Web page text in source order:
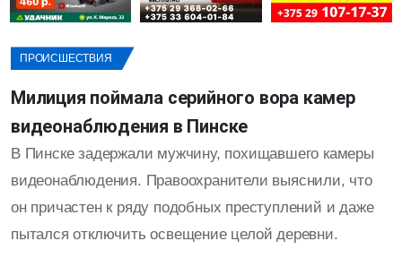
ПРОИСШЕСТВИЯ
Милиция поймала серийного вора камер
видеонаблюдения в Пинске
В Пинске задержали мужчину, похищавшего камеры
видеонаблюдения. Правоохранители выяснили, что
он причастен к ряду подобных преступлений и даже
пытался отключить освещение целой деревни.